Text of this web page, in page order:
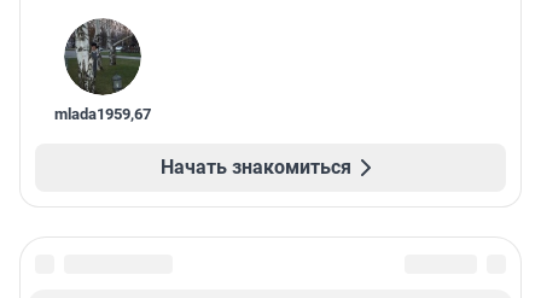
mlada1959,67
Начать знакомиться